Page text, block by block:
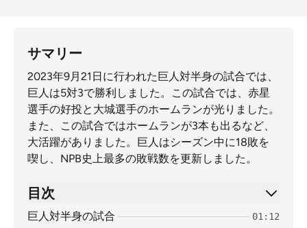
サマリー
2023年9月21日に行われた巨人対半身の試合では、
巨人は5対3で勝利しました。この試合では、赤星
選手の好投と大城選手のホームランが光りました。
また、この試合ではホームランが3本も出るなど、
大活躍がありました。巨人はシーズン中に18敗を
喫し、NPB史上最多の敗戦数を更新しました。
目次
巨人対半身の試合 01:12